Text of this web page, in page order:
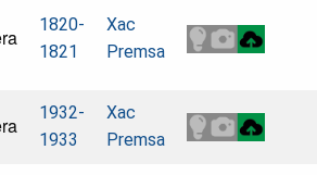
1820-
1821
Xac
Premsa
1932-
1933
Xac
Premsa